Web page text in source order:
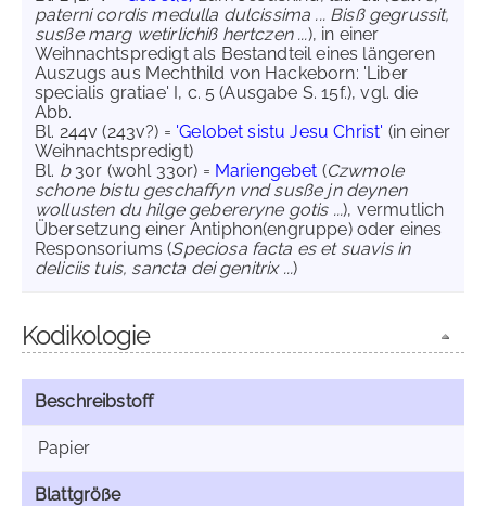
paterni cordis medulla dulcissima ... Bisß gegrussit,
susße marg wetirlichiß hertczen ...), in einer
Weihnachtspredigt als Bestandteil eines längeren
Auszugs aus Mechthild von Hackeborn: 'Liber
specialis gratiae' I, c. 5 (Ausgabe S. 15f.), vgl. die
Abb.
Bl. 244v (243v?) = 'Gelobet sistu Jesu Christ' (in einer
Weihnachtspredigt)
Bl. b30r (wohl 330r) = Mariengebet (Czwmole
schone bistu geschaffyn vnd susße jn deynen
wollusten du hilge gebereryne gotis ...), vermutlich
Übersetzung einer Antiphon(engruppe) oder eines
Responsoriums (Speciosa facta es et suavis in
deliciis tuis, sancta dei genitrix ...)
Kodikologie
Beschreibstoff
Papier
Blattgröße